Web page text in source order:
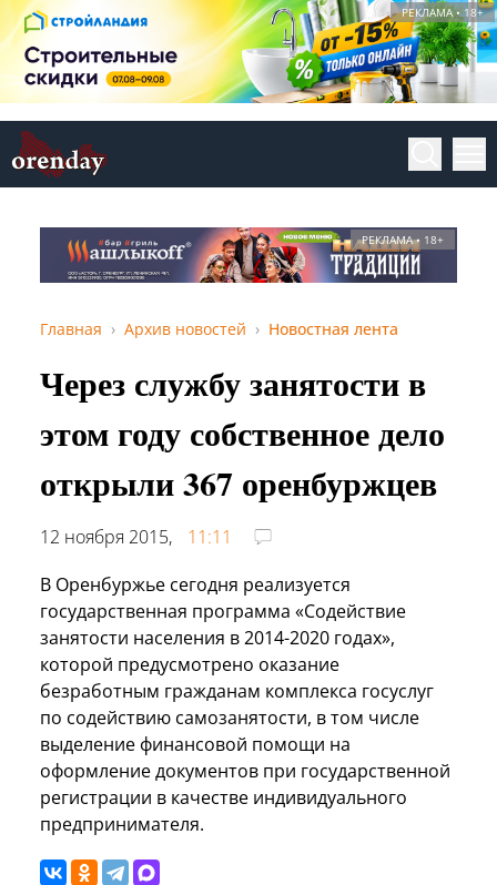
РЕКЛАМА • 18+
РЕКЛАМА • 18+
Главная Архив новостей Новостная лента
Через службу занятости в
этом году собственное дело
открыли 367 оренбуржцев
12 ноября 2015,
11:11
В Оренбуржье сегодня реализуется
государственная программа «Содействие
занятости населения в 2014-2020 годах»,
которой предусмотрено оказание
безработным гражданам комплекса госуслуг
по содействию самозанятости, в том числе
выделение финансовой помощи на
оформление документов при государственной
регистрации в качестве индивидуального
предпринимателя.